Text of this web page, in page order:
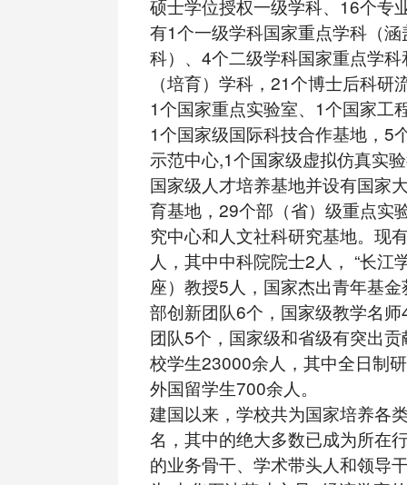
硕士学位授权一级学科、16个专
有1个一级学科国家重点学科（
科）、4个二级学科国家重点学
（培育）学科，21个博士后科研
1个国家重点实验室、1个国家工
1个国家级国际科技合作基地，5
示范中心,1个国家级虚拟仿真实
国家级人才培养基地并设有国家
育基地，29个部（省）级重点实
究中心和人文社科研究基地。现
人，其中中科院院士2人， “长江
座）教授5人，国家杰出青年基
部创新团队6个，国家级教学名
团队5个，国家级和省级有突出
校学生23000余人，其中全日制
外国留学生700余人。
建国以来，学校共为国家培养各
名，其中的绝大多数已成为所在
的业务骨干、学术带头人和领导